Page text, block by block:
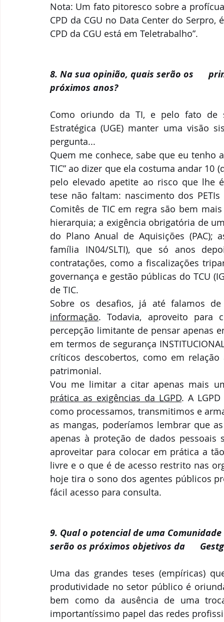
Nota: Um fato pitoresco sobre a
CPD da CGU no Data Center do
CPD da CGU está em Teletrabalho”.
8. Na sua opinião, quais serão os
próximos anos?
Como oriundo da TI, e pelo fato de
Estratégica (UGE) manter uma visão
pergunta...
Quem me conhece, sabe que eu tenho
TIC” ao dizer que ela costuma andar 10
pelo elevado apetite ao risco que lhe
tese não faltam: nascimento dos
Comitês de TIC em regra são bem
hierarquia; a exigência obrigatória de
do Plano Anual de Aquisições (PAC);
família IN04/SLTI), que só anos
contratações, como a fiscalizações
governança e gestão públicas do TCU
de TIC.
Sobre os desafios, já até falamos
informação. Todavia, aproveito para
percepção limitante de pensar apenas
em termos de segurança
críticos descobertos, como em
patrimonial.
Vou me limitar a citar apenas mais
prática as exigências da LGPD. A
como processamos, transmitimos e
as mangas, poderíamos lembrar que
apenas à proteção de dados pessoais
aproveitar para colocar em prática a
livre e o que é de acesso restrito nas
hoje tira o sono dos agentes públicos
fácil acesso para consulta.
9. Qual o potencial de uma
serão os próximos objetivos da
Uma das grandes teses (empíricas)
produtividade no setor público é
bem como da ausência de uma
importantíssimo papel das redes